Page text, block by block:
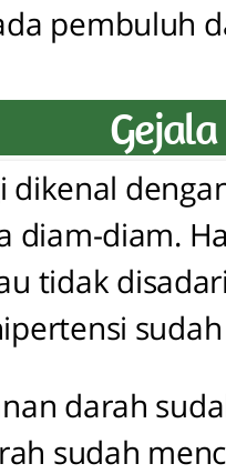
pembuluh
dikenal
diam-diam.
tidak
darah
sudah